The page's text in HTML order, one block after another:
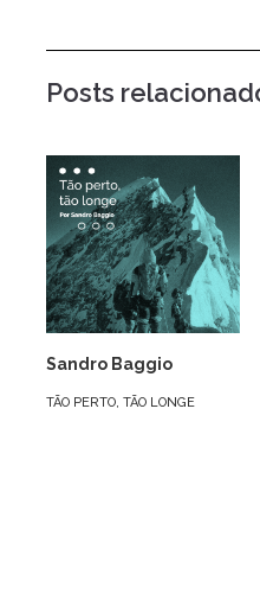
Posts
Sandro Baggio
TÃO PERTO, TÃO LONGE